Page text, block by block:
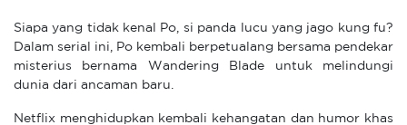
Siapa yang tidak kenal Po, si panda lucu yang jago kung fu?
Dalam serial ini, Po kembali berpetualang bersama pendekar
misterius bernama Wandering Blade untuk melindungi
dunia dari ancaman baru.
Netflix menghidupkan kembali kehangatan dan humor khas